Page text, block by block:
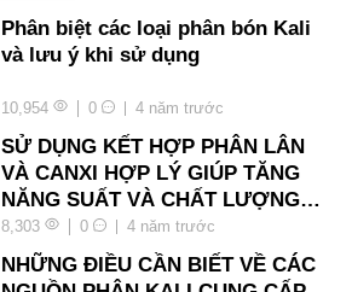
Phân biệt các loại phân bón Kali
và lưu ý khi sử dụng
10,954 0 4 năm trước
SỬ DỤNG KẾT HỢP PHÂN LÂN
VÀ CANXI HỢP LÝ GIÚP TĂNG
NĂNG SUẤT VÀ CHẤT LƯỢNG
KHOAI TÂY
8,303 0 4 năm trước
NHỮNG ĐIỀU CẦN BIẾT VỀ CÁC